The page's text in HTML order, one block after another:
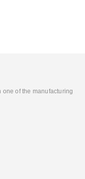
of the manufacturing